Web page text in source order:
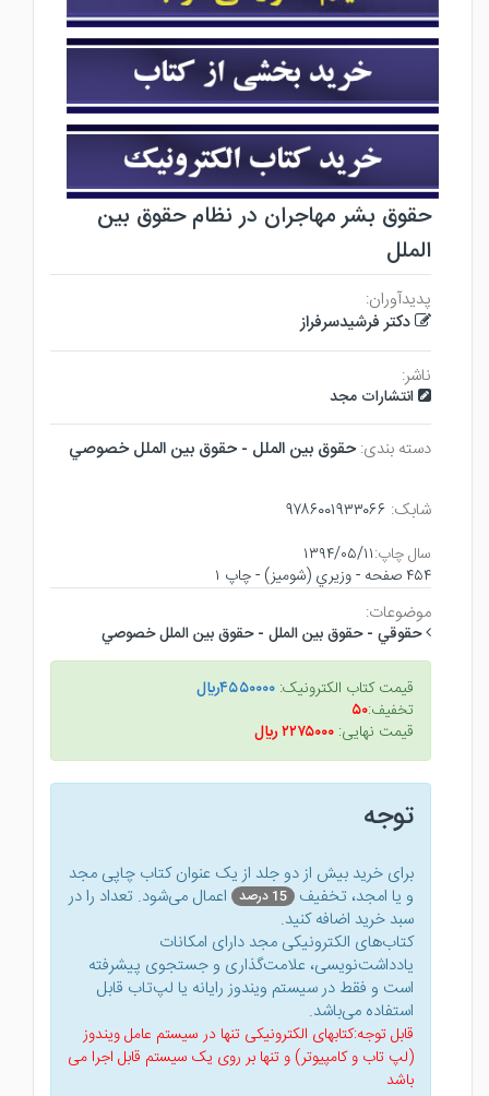
حقوق بشر مهاجران در نظام حقوق بین
الملل
پدیدآوران:
دکتر فرشیدسرفراز
ناشر:
انتشارات مجد
دسته بندی: حقوق بين الملل - حقوق بين الملل خصوصي
شابک: ۹۷۸۶۰۰۱۹۳۳۰۶۶
سال چاپ:۱۳۹۴/۰۵/۱۱
۴۵۴ صفحه - وزيري (شوميز) - چاپ ۱
موضوعات:
حقوقي - حقوق بين الملل - حقوق بين الملل خصوصي
قیمت کتاب الکترونیک: ۴۵۵۰۰۰۰ريال
تخفیف:۵۰
قیمت نهایی: ۲۲۷۵۰۰۰ ريال
توجه
برای خرید بیش از دو جلد از یک عنوان کتاب‌ چاپی مجد
و یا امجد، تخفیف 15 درصد
اعمال می‌شود. تعداد را در
سبد خرید اضافه کنید.
کتاب‌های الکترونیکی مجد دارای امکانات
یادداشت‌نویسی، علامت‌گذاری و جستجوی پیشرفته
است و فقط در سیستم ویندوز رایانه یا لپ‌تاب قابل
استفاده می‌باشد.
قابل توجه:کتابهای الکترونیکی تنها در سیستم عامل ویندوز
(لپ تاب و کامپیوتر) و تنها بر روی یک سیستم قابل اجرا می
باشد